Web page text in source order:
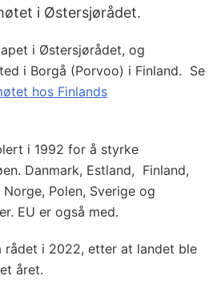
i Østersjørådet.
i Østersjørådet, og
i Borgå (Porvoo) i Finland. Se
hos Finlands
i 1992 for å styrke
Danmark, Estland, Finland,
Polen, Sverige og
EU er også med.
rådet i 2022, etter at landet ble
året.